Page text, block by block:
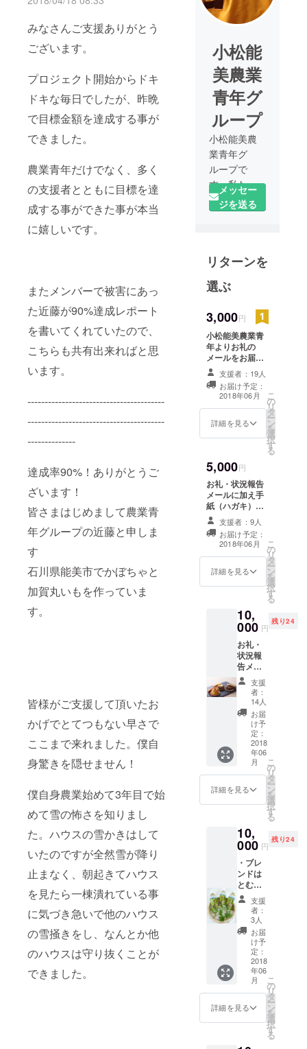
みなさんご支援ありがとう
ございます。
プロジェクト開始からドキ
ドキな毎日でしたが、昨晩
で目標金額を達成する事が
できました。
農業青年だけでなく、多く
の支援者とともに目標を達
成する事ができた事が本当
に嬉しいです。
またメンバーで被害にあっ
た近藤が90%達成レポート
を書いてくれていたので、
こちらも共有出来ればと思
います。
----------------------------------------
----------------------------------------
--------------
達成率90%！ありがとうご
ざいます！
皆さまはじめまして農業青
年グループの近藤と申しま
す
石川県能美市でかぼちゃと
加賀丸いもを作っていま
す。
皆様がご支援して頂いたお
かげでとてつもない早さで
ここまで来れました。僕自
身驚きを隠せません！
僕自身農業始めて3年目で始
めて雪の怖さを知りまし
た。ハウスの雪かきはして
いたのですが全然雪が降り
止まなく、朝起きてハウス
を見たら一棟潰れている事
に気づき急いで他のハウス
の雪掻きをし、なんとか他
のハウスは守り抜くことが
できました。
小松能
美農業
青年グ
ループ
小松能美農
業青年グ
ループで
す。私たち
は小松市・
能美市・川
農家の集ま
2018年で創
在は会員11
名で活動し
ています。
会員は米・
トマト・丸
いも・イグ
サなどを栽
培していま
す。地域で
や、近年は
異業種の方
と共に、地
域農業・食
文化を盛り
上げる活動
を始めてい
ます。2017
の集まる大
会に出場し
ました。
メッセー
ジを送る
リターンを
選ぶ
3,000円
小松能美農業青
年よりお礼の
メールをお届け
いたします。頂
いた支援金が撤
去資材と変わ
り、資材を使用
されている様子
や、撤去後の土
たレシピ、資材
をレンタルした
方からの感謝の
言葉などを情報
をメールにてお
伝えします。
支援者：19人
お届け予定：
2018年06月
詳細を見る
こ
の
リ
タ
ー
ン
を
選
択
す
る
5,000円
お礼・状況報告
メールに加え手
紙（ハガキ）を
お届けいたしま
す。ハガキは地
元野菜を使用す
る小松・能美地
区の飲食店やカ
フェで使用でき
ます。 □使用可
能店舗：【小松
市】〇ARU(夜の
み)〇こまつ町家
文庫（カフェメ
ニュー注文時に
文庫珈琲・加賀
棒茶・本日のミ
ニケーキのいず
れか）【能美
市】〇Lanit
cafe Joki(ソフ
トドリンクのみ)
〇Bistro A
table(夜のみ、
コース料理の予
リンク4名までプ
レゼント)
支援者：9人
お届け予定：
2018年06月
詳細を見る
こ
の
リ
タ
ー
ン
を
選
択
す
る
10,
000 円
残り24
お礼・
状況報
告メー
ルと手
紙
い
しかわ
の新し
いお米
「ひゃ
くまん
使用し
た三種
のプレ
ミアム
な「ご
はんば
～が」
です。
・ハン
トン
風：金
沢のグ
ルメで
あるハ
ントン
ライス
をイメ
支援
者：
14人
お届
け予
定：
2018
年06
月
詳細を見る
こ
の
リ
タ
ー
ン
を
選
択
す
る
10,
000 円
残り24
・ブレ
ンドは
とむぎ
茶ペッ
トボト
ル（500
ｍｌ）
×1本 ・
ブレン
ドはと
むぎ茶
ティー
ハ゜ッ
ク（ひ
も付き
タイプ3
支援
者：
3人
お届
け予
定：
2018
年06
月
詳細を見る
こ
の
リ
タ
ー
ン
を
選
択
す
る